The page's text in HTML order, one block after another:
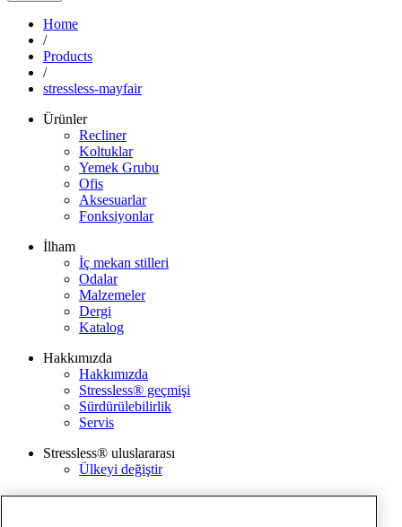
Home
/
Products
/
stressless-mayfair
Ürünler
Recliner
Koltuklar
Yemek Grubu
Ofis
Aksesuarlar
Fonksiyonlar
İlham
İç mekan stilleri
Odalar
Malzemeler
Dergi
Katalog
Hakkımızda
Hakkımızda
Stressless® geçmişi
Sürdürülebilirlik
Servis
Stressless® uluslararası
Ülkeyi değiştir
Kurumsal